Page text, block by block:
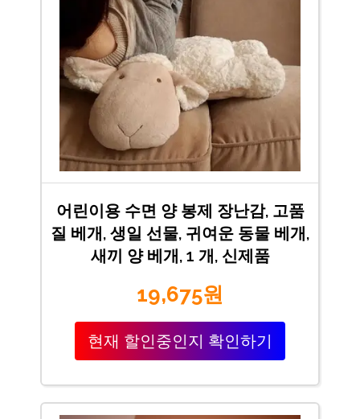
어린이용 수면 양 봉제 장난감, 고품
질 베개, 생일 선물, 귀여운 동물 베개,
새끼 양 베개, 1 개, 신제품
19,675원
현재 할인중인지 확인하기